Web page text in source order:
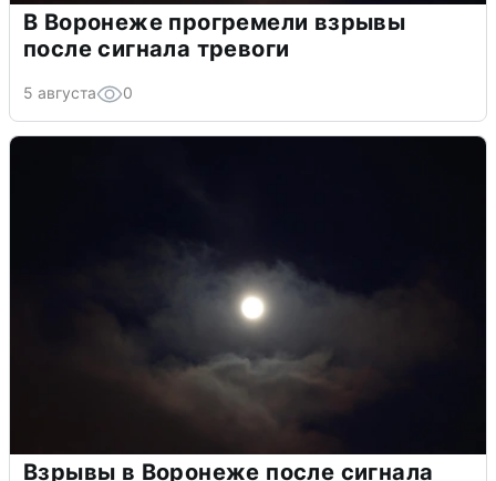
В Воронеже прогремели взрывы
после сигнала тревоги
5 августа 0
Взрывы в Воронеже после сигнала